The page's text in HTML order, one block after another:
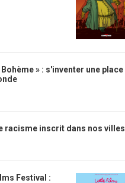
Bohème » : s'inventer une place
racisme inscrit dans nos villes
Festival :